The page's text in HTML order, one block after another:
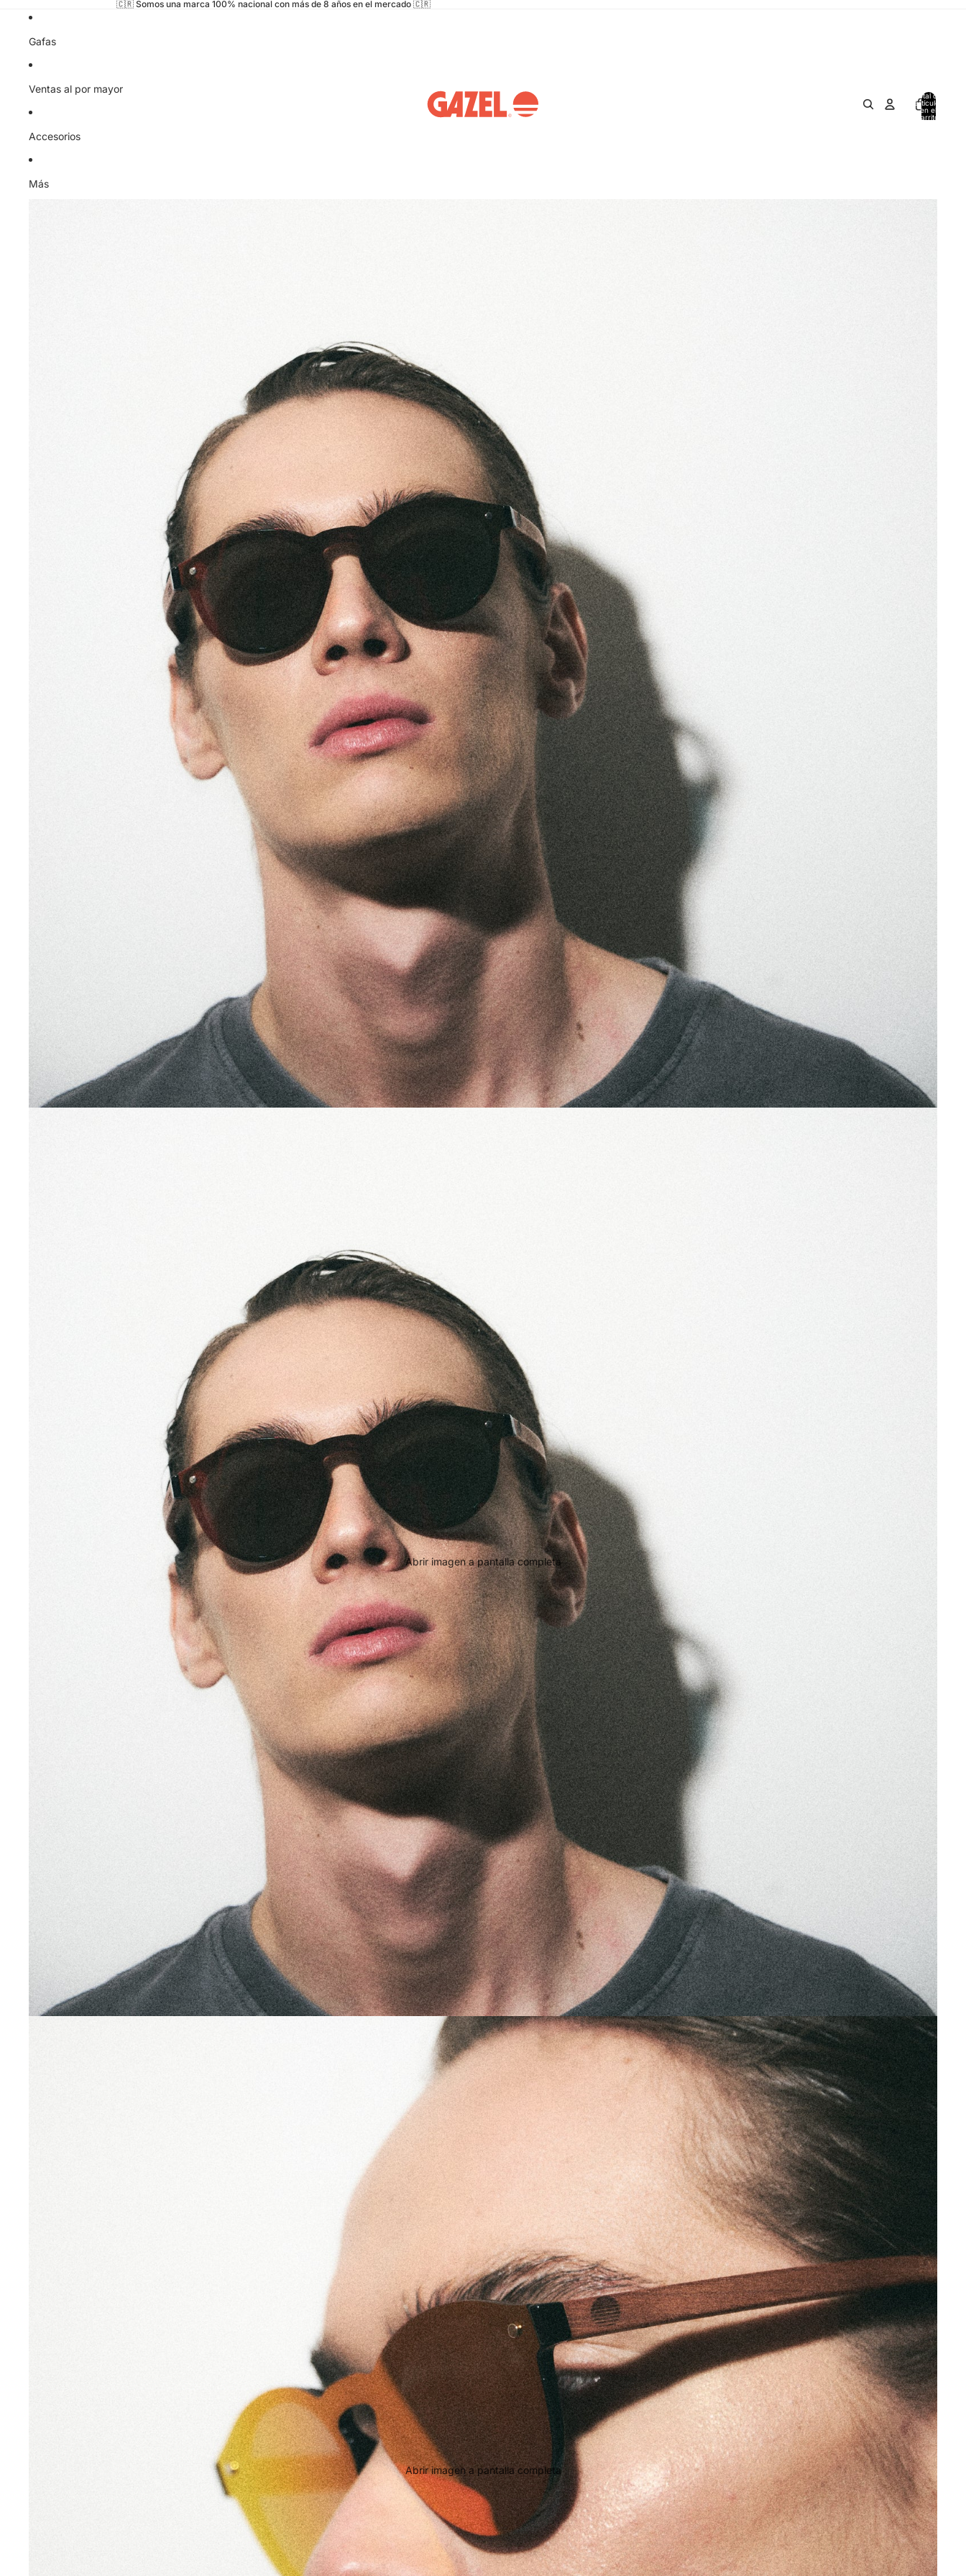
🇨🇷 Somos una marca 100% nacional con más de 8 años en el mercado 🇨🇷
Gafas
Ventas al por mayor
Accesorios
Más
Total de
artículos
en el
carrito:
Abrir imagen a pantalla completa
Abrir imagen a pantalla completa